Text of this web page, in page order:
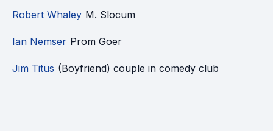
Robert Whaley M. Slocum
Ian Nemser Prom Goer
Jim Titus (Boyfriend) couple in comedy club